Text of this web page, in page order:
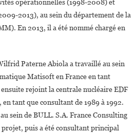
opérationnelles (1998-2008) et
2013), au sein du département de la
En 2013, il a été nommé chargé en
Paterne Abiola a travaillé au sein
Matisoft en France en tant
ensuite rejoint la centrale nucléaire EDF
en tant que consultant de 1989 à 1992.
sein de BULL. S.A. France Consulting
puis a été consultant principal